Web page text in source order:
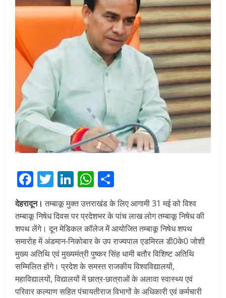
Facebook
Twitter
LinkedIn
WhatsApp
देहरादून। तम्बाकू मुक्त उत्तराखंड के लिए आगामी 31 मई को विश्व
तम्बाकू निषेध दिवस पर प्रदेशभर के पांच लाख लोग तम्बाकू निषेध की
शपथ लेंगे। दून मेडिकल कॉलेज में आयोजित तम्बाकू निषेध शपथ
समारोह में अंडमान-निकोबार के उप राज्यपाल एडमिरल डी0के0 जोशी
मुख्य अतिथि एवं मुख्यमंत्री पुष्कर सिंह धामी बतौर विशिष्ट अतिथि
सम्मिलित होंगे। प्रदेश के समस्त राजकीय विश्वविद्यालयों,
महाविद्यालयों, विद्यालयों में छात्र-छात्राओं के अलावा स्वास्थ्य एवं
परिवार कल्याण सहित पंचायतीराज विभागों के अधिकारी एवं कर्मचारी